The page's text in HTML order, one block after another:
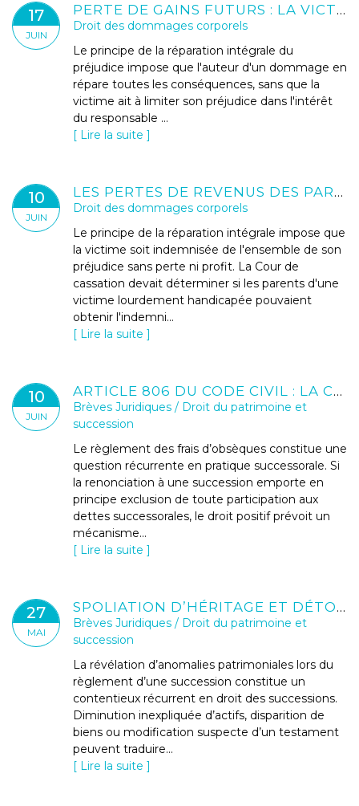
PERTE DE GAINS FUTURS : LA VICTIME N'A PAS À RECHERCHER UN EMPLOI
17
JUIN
Droit des dommages corporels
Le principe de la réparation intégrale du
préjudice impose que l'auteur d'un dommage en
répare toutes les conséquences, sans que la
victime ait à limiter son préjudice dans l'intérêt
du responsable ...
Lire la suite
LES PERTES DE REVENUS DES PARENTS AIDANTS NE SONT PAS TOUJOURS INDEMNISABLES
10
JUIN
Droit des dommages corporels
Le principe de la réparation intégrale impose que
la victime soit indemnisée de l'ensemble de son
préjudice sans perte ni profit. La Cour de
cassation devait déterminer si les parents d'une
victime lourdement handicapée pouvaient
obtenir l'indemni...
Lire la suite
ARTICLE 806 DU CODE CIVIL : LA CHARGE DES FRAIS D’OBSÈQUES EN CAS DE RENONCIATION À SUCCESSION
10
JUIN
Brèves Juridiques / Droit du patrimoine et
succession
Le règlement des frais d’obsèques constitue une
question récurrente en pratique successorale. Si
la renonciation à une succession emporte en
principe exclusion de toute participation aux
dettes successorales, le droit positif prévoit un
mécanisme...
Lire la suite
SPOLIATION D’HÉRITAGE ET DÉTOURNEMENT D’ACTIFS SUCCESSORAUX : QUELS RECOURS CIVILS ET PÉNAUX ?
27
MAI
Brèves Juridiques / Droit du patrimoine et
succession
La révélation d’anomalies patrimoniales lors du
règlement d’une succession constitue un
contentieux récurrent en droit des successions.
Diminution inexpliquée d’actifs, disparition de
biens ou modification suspecte d’un testament
peuvent traduire...
Lire la suite